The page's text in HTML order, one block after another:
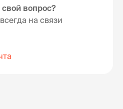
вопрос?
на связи